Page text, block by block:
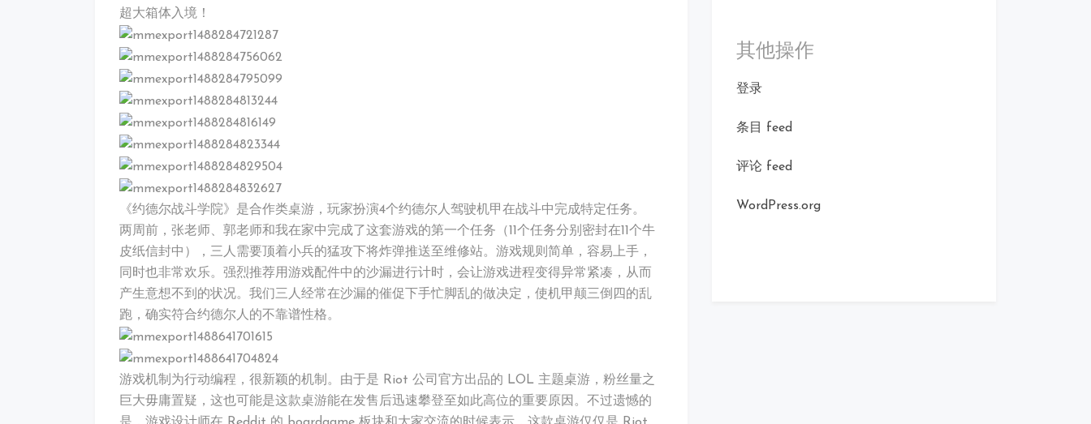
超大箱体入境！
《约德尔战斗学院》是合作类桌游，玩家扮演4个约德尔人驾驶机甲在战斗中完成特定任务。
两周前，张老师、郭老师和我在家中完成了这套游戏的第一个任务（11个任务分别密封在11个牛
皮纸信封中），三人需要顶着小兵的猛攻下将炸弹推送至维修站。游戏规则简单，容易上手，
同时也非常欢乐。强烈推荐用游戏配件中的沙漏进行计时，会让游戏进程变得异常紧凑，从而
产生意想不到的状况。我们三人经常在沙漏的催促下手忙脚乱的做决定，使机甲颠三倒四的乱
跑，确实符合约德尔人的不靠谱性格。
游戏机制为行动编程，很新颖的机制。由于是 Riot 公司官方出品的 LOL 主题桌游，粉丝量之
巨大毋庸置疑，这也可能是这款桌游能在发售后迅速攀登至如此高位的重要原因。不过遗憾的
其他操作
登录
条目 feed
评论 feed
WordPress.org